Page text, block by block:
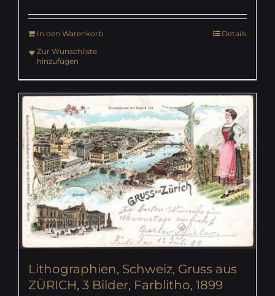
In den Warenkorb
Details
Zur Wunschliste
hinzufügen
Lithographien, Schweiz, Gruss aus
ZÜRICH, 3 Bilder, Farblitho, 1899